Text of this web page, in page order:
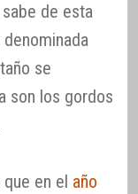
de esta
se
son los gordos
en el año